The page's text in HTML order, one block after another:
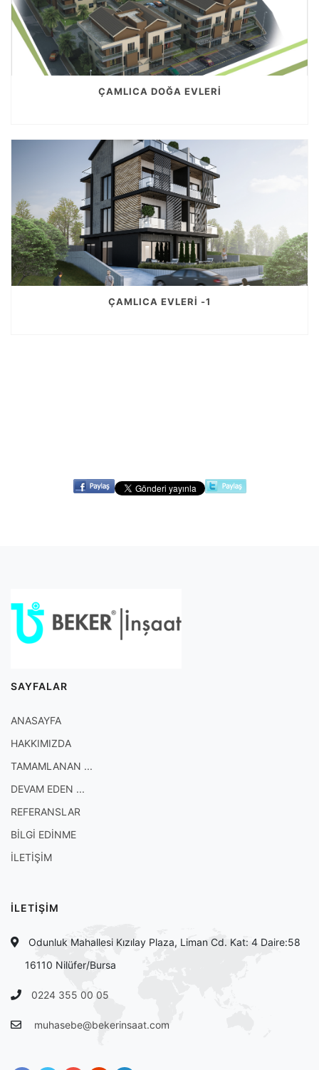
ÇAMLICA DOĞA EVLERİ
ÇAMLICA EVLERİ -1
SAYFALAR
ANASAYFA
HAKKIMIZDA
TAMAMLANAN ...
DEVAM EDEN ...
REFERANSLAR
BİLGİ EDİNME
İLETİŞİM
İLETİŞİM
Odunluk Mahallesi Kızılay Plaza, Liman Cd. Kat: 4 Daire:58
16110 Nilüfer/Bursa
0224 355 00 05
muhasebe@bekerinsaat.com